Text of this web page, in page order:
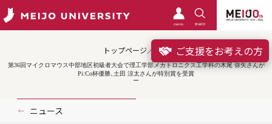
meimo SEARCH
ご支援をお考えの方
トップページ／受賞
第36回マイクロマウス中部地区初級者大会で理工学部メカトロニクス工学科の木尾 弥矢さんが
Pi:Co杯優勝、土田 涼太さんが特別賞を受賞
ニュース